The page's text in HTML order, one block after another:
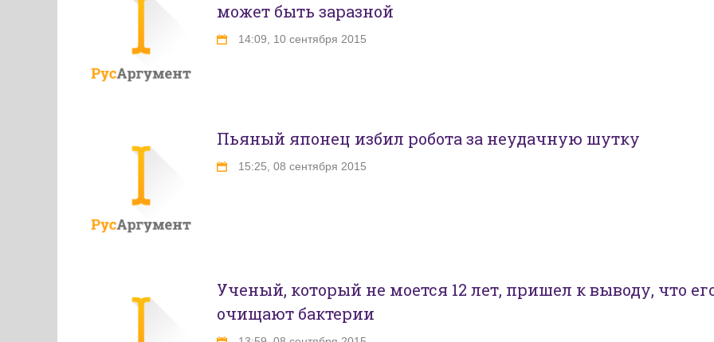
может быть заразной
14:09, 10 сентября 2015
Пьяный японец избил робота за неудачную шутку
15:25, 08 сентября 2015
Ученый, который не моется 12 лет, пришел к выводу, что
очищают бактерии